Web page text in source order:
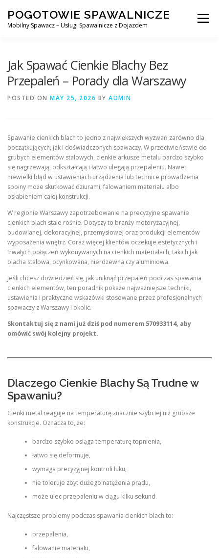
content
POGOTOWIE SPAWALNICZE
Mobilny Spawacz – Usługi Spawalnicze z Dojazdem
Menu
Jak Spawać Cienkie Blachy Bez
Przepaleń – Porady dla Warszawy
POSTED ON MAY 25, 2026 BY ADMIN
Spawanie cienkich blach to jedno z największych wyzwań zarówno dla
początkujących, jak i doświadczonych spawaczy. W przeciwieństwie do
grubych elementów stalowych, cienkie arkusze metalu bardzo szybko
się nagrzewają, odkształcają i łatwo ulegają przepaleniu. Nawet
niewielki błąd w ustawieniach urządzenia lub technice prowadzenia
spoiny może skutkować dziurami, falowaniem materiału albo
osłabieniem całej konstrukcji.
W regionie Warszawy zapotrzebowanie na precyzyjne spawanie
cienkich blach stale rośnie. Dotyczy to branży motoryzacyjnej,
budowlanej, dekoracyjnej, przemysłowej oraz produkcji elementów
wyposażenia wnętrz. Coraz więcej klientów oczekuje estetycznych i
trwałych połączeń wykonywanych na cienkich materiałach, takich jak
blacha stalowa, ocynkowana, nierdzewna czy aluminiowa.
Jeśli chcesz dowiedzieć się, jak uniknąć przepaleń podczas spawania
cienkich elementów, ten poradnik pokaże najważniejsze techniki,
ustawienia i praktyczne wskazówki stosowane przez profesjonalnych
spawaczy z Warszawy i okolic.
Skontaktuj się z nami już dziś pod numerem 570933114, aby
omówić swój kolejny projekt.
Dlaczego Cienkie Blachy Są Trudne w
Spawaniu?
Cienki metal reaguje na temperaturę znacznie szybciej niż grubsze
konstrukcje. Oznacza to, że:
bardzo szybko osiąga temperaturę topnienia,
łatwo się deformuje,
wymaga precyzyjnej kontroli łuku,
nie toleruje zbyt dużego natężenia prądu,
może ulec przepaleniu w ciągu kilku sekund.
Najczęstsze problemy podczas spawania cienkich blach to:
przepalenia,
falowanie materiału,